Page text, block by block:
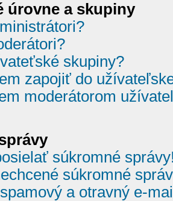
úrovne a skupiny
skupiny?
zapojiť do
moderátorom
súkromné
súkromné
a otravný e-